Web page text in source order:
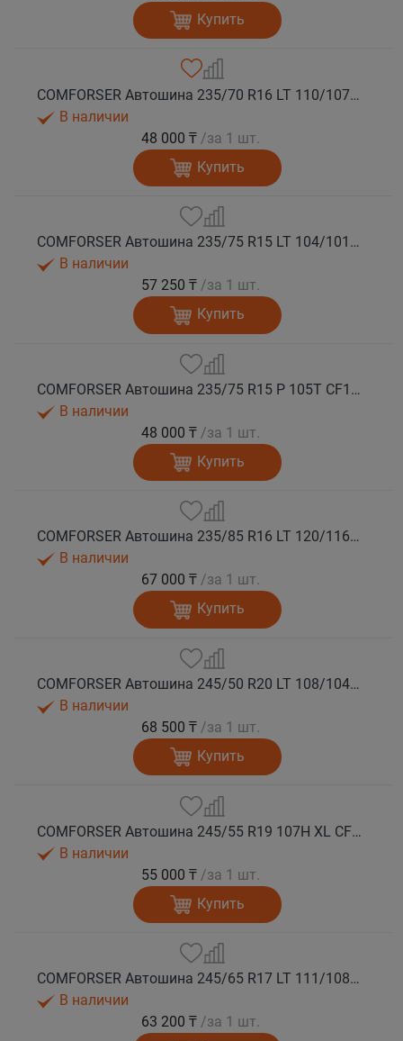
Купить
COMFORSER Автошина 235/70 R16 LT 110/107S CF1100 8PR RWL лето
В наличии
48 000 ₸ /за 1 шт.
Купить
COMFORSER Автошина 235/75 R15 LT 104/101R CF1100 6PR RWL лето
В наличии
57 250 ₸ /за 1 шт.
Купить
COMFORSER Автошина 235/75 R15 P 105T CF1100 RWL лето
В наличии
48 000 ₸ /за 1 шт.
Купить
COMFORSER Автошина 235/85 R16 LT 120/116R CF1100 10PR RWL лето
В наличии
67 000 ₸ /за 1 шт.
Купить
COMFORSER Автошина 245/50 R20 LT 108/104S CF1100 RWL лето
В наличии
68 500 ₸ /за 1 шт.
Купить
COMFORSER Автошина 245/55 R19 107H XL CF1100 RWL лето
В наличии
55 000 ₸ /за 1 шт.
Купить
COMFORSER Автошина 245/65 R17 LT 111/108S CF1100 8PR RWL лето
В наличии
63 200 ₸ /за 1 шт.